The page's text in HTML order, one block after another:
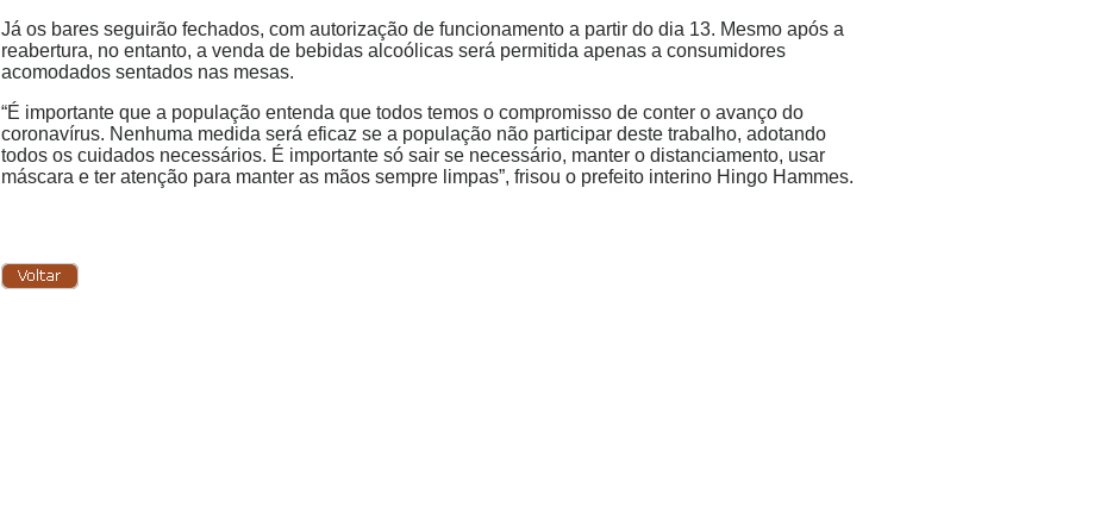
Já os bares seguirão fechados, com autorização de funcionamento a partir do dia 13. Mesmo após a
reabertura, no entanto, a venda de bebidas alcoólicas será permitida apenas a consumidores
acomodados sentados nas mesas.
“É importante que a população entenda que todos temos o compromisso de conter o avanço do
coronavírus. Nenhuma medida será eficaz se a população não participar deste trabalho, adotando
todos os cuidados necessários. É importante só sair se necessário, manter o distanciamento, usar
máscara e ter atenção para manter as mãos sempre limpas”, frisou o prefeito interino Hingo Hammes.